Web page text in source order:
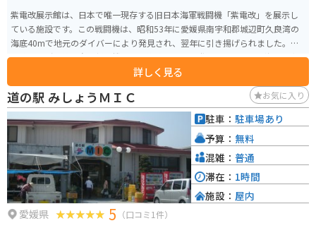
紫電改展示館は、日本で唯一現存する旧日本海軍戦闘機「紫電改」を展示し
ている施設です。この戦闘機は、昭和53年に愛媛県南宇和郡城辺町久良湾の
海底40mで地元のダイバーにより発見され、翌年に引き揚げられました。紫
電改は、ゼロ戦に次ぐ新鋭機として終戦間近に開発されたもので、海軍の中
でも最も優れた戦闘機だったと言われています。 世界にはわずか4機しか現存
していないこの貴重な戦闘機は、展示館内で一般公開されており、その他に
もパイロットの写真、機体とともに引き上げられた品々、紫電改に関する資
料、再現映像なども観ることができます。 事前に連絡すれば、施設のスタッ
フが説明をしながら館内を案内してくれます。紫電改展示館では、歴史的な
貴重さを有するこの戦闘機を目の当たりにし、当時の航空史を学ぶことがで
きます。
詳しく見る
道の駅 みしょうＭＩＣ お気に入り
愛媛県 5 （口コミ1件）
駐車： 駐車場あり
予算： 無料
混雑： 普通
滞在： 1時間
施設： 屋内